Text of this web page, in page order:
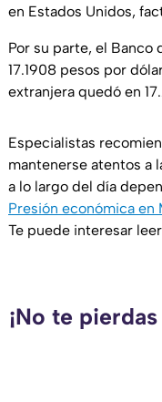
en Estados Unidos,
Por su parte, el
17.1908 pesos por
extranjera quedó en
Especialistas
mantenerse atentos a
a lo largo del día
Presión económica en
Te puede interesar
¡No te